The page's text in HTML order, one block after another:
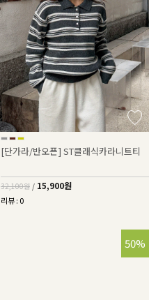
[단가라/반오픈] ST클래식카라니트티
32,100원 / 15,900원
리뷰 : 0
50%